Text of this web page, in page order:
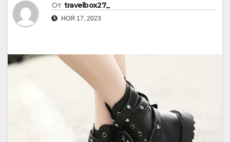
От travelbox27_
НОЯ 17, 2023